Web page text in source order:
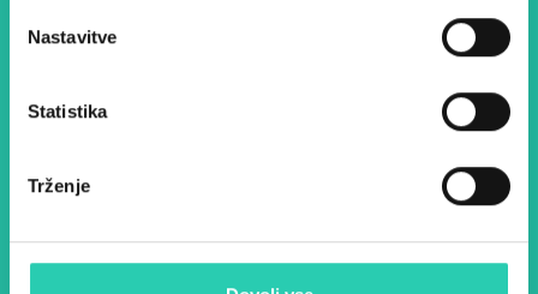
Nastavitve
Statistika
Trženje